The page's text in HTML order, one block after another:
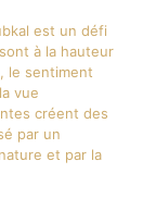
est un défi
à la hauteur
le sentiment
vue
créent des
par un
et par la